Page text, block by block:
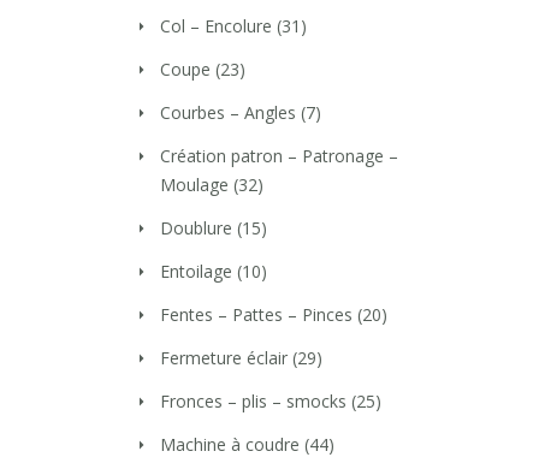
Col – Encolure (31)
Coupe (23)
Courbes – Angles (7)
Création patron – Patronage –
Moulage (32)
Doublure (15)
Entoilage (10)
Fentes – Pattes – Pinces (20)
Fermeture éclair (29)
Fronces – plis – smocks (25)
Machine à coudre (44)